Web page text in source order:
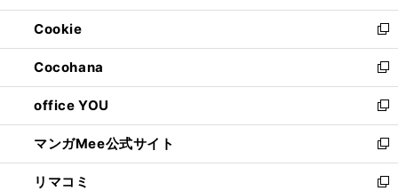
開
く
ウ
で
開
く
ン
ド
ウ
で
開
く
ウ
ィ
ン
ド
ウ
で
開
く
Cookie
新
し
い
ウ
ィ
ン
ド
ウ
で
Cocohana
新
し
い
ウ
ィ
ン
ド
office YOU
新
し
い
ウ
ィ
マンガMee公式サイト
新
し
い
リマコミ 新